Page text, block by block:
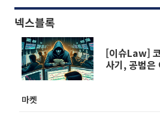
넥스블록
[이슈Law]
사기, 공범은
마켓